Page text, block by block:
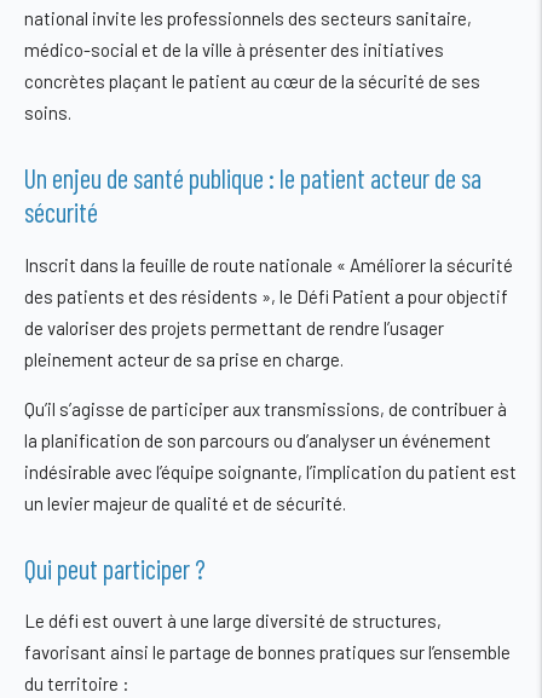
national invite les professionnels des secteurs sanitaire,
médico-social et de la ville à présenter des initiatives
concrètes plaçant le patient au cœur de la sécurité de ses
soins.
Un enjeu de santé publique : le patient acteur de sa
sécurité
Inscrit dans la feuille de route nationale « Améliorer la sécurité
des patients et des résidents », le Défi Patient a pour objectif
de valoriser des projets permettant de rendre l’usager
pleinement acteur de sa prise en charge.
Qu’il s’agisse de participer aux transmissions, de contribuer à
la planification de son parcours ou d’analyser un événement
indésirable avec l’équipe soignante, l’implication du patient est
un levier majeur de qualité et de sécurité.
Qui peut participer ?
Le défi est ouvert à une large diversité de structures,
favorisant ainsi le partage de bonnes pratiques sur l’ensemble
du territoire :